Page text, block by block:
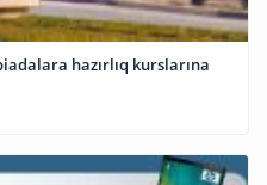
hazırlıq kurslarına